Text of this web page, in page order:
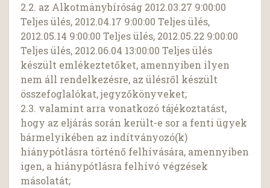
2.2. az Alkotmánybíróság 2012.03.27 9:00:00
Teljes ülés, 2012.04.17 9:00:00 Teljes ülés,
2012.05.14 9:00:00 Teljes ülés, 2012.05.22 9:00:00
Teljes ülés, 2012.06.04 13:00:00 Teljes ülés
készült emlékeztetőket, amennyiben ilyen
nem áll rendelkezésre, az ülésről készült
összefoglalókat, jegyzőkönyveket;
2.3. valamint arra vonatkozó tájékoztatást,
hogy az eljárás során került-e sor a fenti ügyek
bármelyikében az indítványozó(k)
hiánypótlásra történő felhívására, amennyiben
igen, a hiánypótlásra felhívó végzések
másolatát;